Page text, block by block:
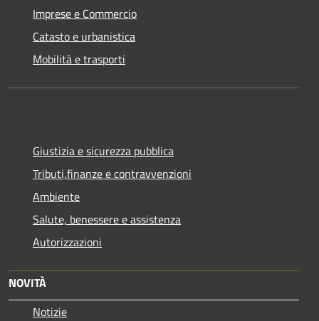
Imprese e Commercio
Catasto e urbanistica
Mobilità e trasporti
Giustizia e sicurezza pubblica
Tributi,finanze e contravvenzioni
Ambiente
Salute, benessere e assistenza
Autorizzazioni
NOVITÀ
Notizie